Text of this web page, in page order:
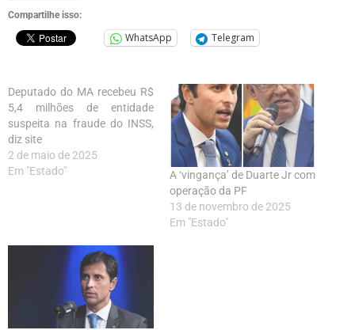
Compartilhe isso:
WhatsApp Telegram
Deputado do MA recebeu R$
5,4 milhões de entidade
suspeita na fraude do INSS,
diz site
2 de maio de 2025
Em "Estado"
A ‘vingança’ de Duarte Jr com
operação da PF
13 de novembro de 2025
Em "Estado"